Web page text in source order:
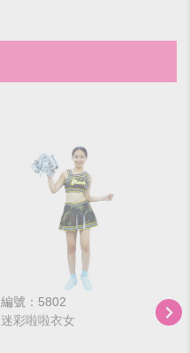
編號：5802
迷彩啦啦衣女
編
藍